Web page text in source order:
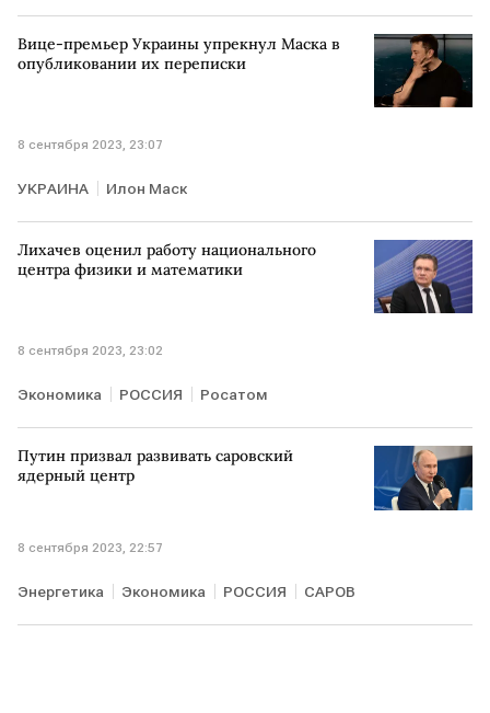
Вице-премьер Украины упрекнул Маска в
опубликовании их переписки
8 сентября 2023, 23:07
УКРАИНА Илон Маск
Лихачев оценил работу национального
центра физики и математики
8 сентября 2023, 23:02
Экономика РОССИЯ Росатом
Путин призвал развивать саровский
ядерный центр
8 сентября 2023, 22:57
Энергетика Экономика РОССИЯ САРОВ